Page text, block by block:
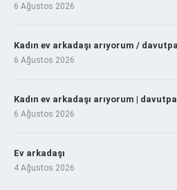
6 Ağustos 2026
Kadın ev arkadaşı arıyorum /
6 Ağustos 2026
Kadın ev arkadaşı arıyorum |
6 Ağustos 2026
Ev arkadaşı
4 Ağustos 2026